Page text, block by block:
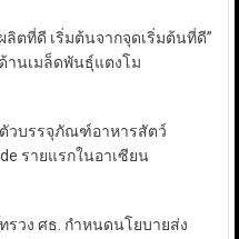
ลิตที่ดี เริ่มต้นจากจุดเริ่มต้นที่ดี”
านเมล็ดพันธุ์แตงโม
ตัวบรรจุภัณฑ์อาหารสัตว์
รายแรกในอาเซียน
รวง ศธ. กำหนดนโยบายส่ง